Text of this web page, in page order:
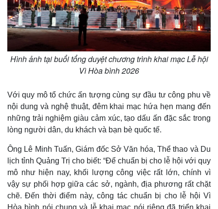
Hình ảnh tại buổi tổng duyệt chương trình khai mạc Lễ hội
Vì Hòa bình 2026
Với quy mô tổ chức ấn tượng cùng sự đầu tư công phu về
nội dung và nghệ thuật, đêm khai mạc hứa hẹn mang đến
những trải nghiệm giàu cảm xúc, tạo dấu ấn đặc sắc trong
lòng người dân, du khách và bạn bè quốc tế.
Ông Lê Minh Tuấn, Giám đốc Sở Văn hóa, Thể thao và Du
lịch tỉnh Quảng Trị cho biết: “Để chuẩn bị cho lễ hội với quy
mô như hiện nay, khối lượng công việc rất lớn, chính vì
vậy sự phối hợp giữa các sở, ngành, địa phương rất chặt
chẽ. Đến thời điểm này, công tác chuẩn bị cho lễ hội Vì
Hòa bình nói chung và lễ khai mạc nói riêng đã triển khai